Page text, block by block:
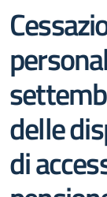
delle
di